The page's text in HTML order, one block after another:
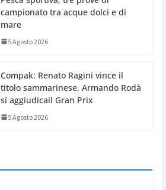
campionato tra acque dolci e di
mare
5 Agosto 2026
Compak: Renato Ragini vince il
titolo sammarinese, Armando Rodà
si aggiudicail Gran Prix
5 Agosto 2026